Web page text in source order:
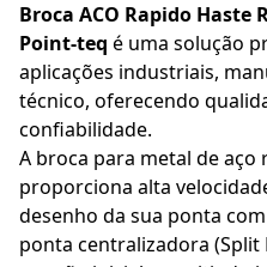
Broca ACO Rapido Haste
Point-teq é uma solução
aplicações industriais,
técnico, oferecendo
confiabilidade.
A broca para metal de aço
proporciona alta
desenho da sua ponta
ponta centralizadora